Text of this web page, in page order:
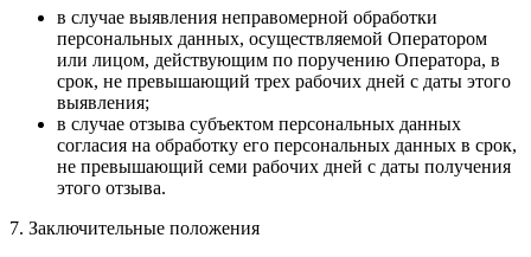
в случае выявления неправомерной обработки
персональных данных, осуществляемой Оператором
или лицом, действующим по поручению Оператора, в
срок, не превышающий трех рабочих дней с даты этого
выявления;
в случае отзыва субъектом персональных данных
согласия на обработку его персональных данных в срок,
не превышающий семи рабочих дней с даты получения
этого отзыва.
7. Заключительные положения